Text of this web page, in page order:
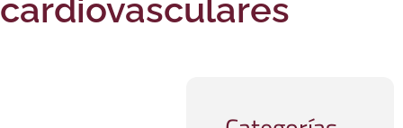
cardiovasculares